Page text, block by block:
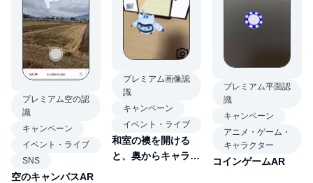
プレミアム空の認
識
キャンペーン
イベント・ライブ
SNS
空のキャンバスAR
プレミアム画像認
識
キャンペーン
イベント・ライブ
和室の襖を開ける
と、奥からキャラク
プレミアム平面認
識
キャンペーン
アニメ・ゲーム・
キャラクター
コインゲームAR